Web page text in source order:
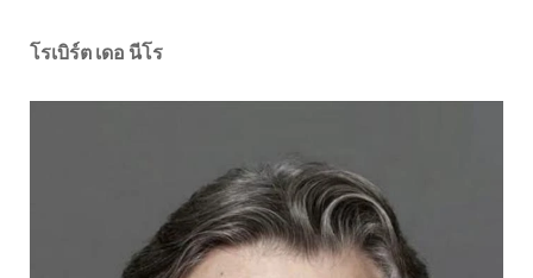
โรเบิร์ต เดอ นีโร